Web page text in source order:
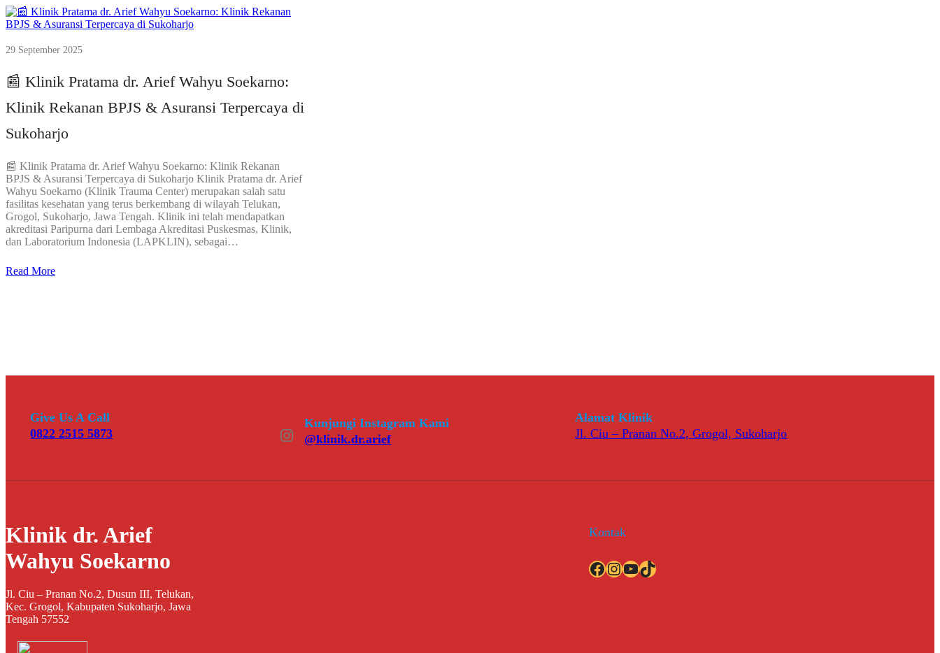
29 September 2025
📰 Klinik Pratama dr. Arief Wahyu Soekarno:
Klinik Rekanan BPJS & Asuransi Terpercaya di
Sukoharjo
📰 Klinik Pratama dr. Arief Wahyu Soekarno: Klinik Rekanan
BPJS & Asuransi Terpercaya di Sukoharjo Klinik Pratama dr. Arief
Wahyu Soekarno (Klinik Trauma Center) merupakan salah satu
fasilitas kesehatan yang terus berkembang di wilayah Telukan,
Grogol, Sukoharjo, Jawa Tengah. Klinik ini telah mendapatkan
akreditasi Paripurna dari Lembaga Akreditasi Puskesmas, Klinik,
dan Laboratorium Indonesia (LAPKLIN), sebagai…
Read More
Give Us A Call
0822 2515 5873
Instagram
Kunjungi Instagram Kami
@klinik.dr.arief
Alamat Klinik
Jl. Ciu – Pranan No.2, Grogol, Sukoharjo
Klinik dr. Arief
Wahyu Soekarno
Jl. Ciu – Pranan No.2, Dusun III, Telukan,
Kec. Grogol, Kabupaten Sukoharjo, Jawa
Tengah 57552
Kontak
Facebook InstagramYouTube TikTok